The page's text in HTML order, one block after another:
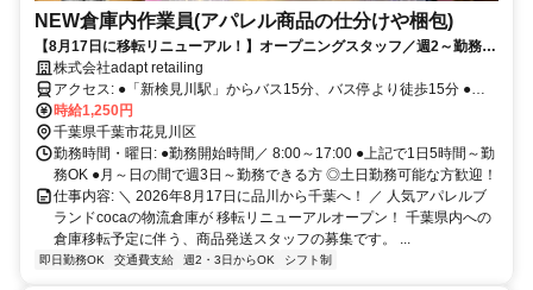
NEW倉庫内作業員(アパレル商品の仕分けや梱包)
【8月17日に移転リニューアル！】オープニングスタッフ／週2～勤務で
きる方／人気ブランド「coca」新倉庫内での勤務／未経験大歓迎／女性
活躍中／日勤のみ
株式会社adapt retailing
アクセス: ●「新検見川駅」からバス15分、バス停より徒歩15分 ●自
転車、バイク通勤OK ※送迎バスの運行なし 【8月中旬までは本社品
川倉庫での勤務】
時給1,250円
千葉県千葉市花見川区
勤務時間・曜日: ●勤務開始時間／ 8:00～17:00 ●上記で1日5時間～勤
務OK ●月～日の間で週3日～勤務できる方 ◎土日勤務可能な方歓迎！
仕事内容: ＼ 2026年8月17日に品川から千葉へ！ ／ 人気アパレルブ
ランドcocaの物流倉庫が 移転リニューアルオープン！ 千葉県内への
倉庫移転予定に伴う、商品発送スタッフの募集です。 ...
即日勤務OK 交通費支給 週2・3日からOK シフト制